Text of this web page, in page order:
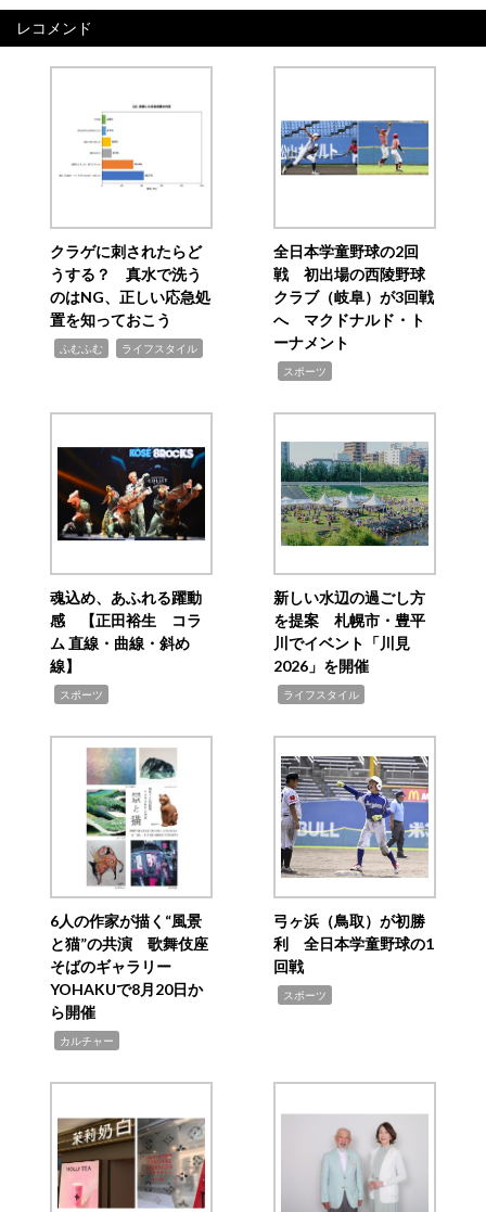
レコメンド
クラゲに刺されたらど
うする？ 真水で洗う
のはNG、正しい応急処
置を知っておこう
ふむふむ ライフスタイル
全日本学童野球の2回
戦 初出場の西陵野球
クラブ（岐阜）が3回戦
へ マクドナルド・ト
ーナメント
スポーツ
魂込め、あふれる躍動
感 【正田裕生 コラ
ム 直線・曲線・斜め
線】
スポーツ
新しい水辺の過ごし方
を提案 札幌市・豊平
川でイベント「川見
2026」を開催
ライフスタイル
6人の作家が描く“風景
と猫”の共演 歌舞伎座
そばのギャラリー
YOHAKUで8月20日か
ら開催
カルチャー
弓ヶ浜（鳥取）が初勝
利 全日本学童野球の1
回戦
スポーツ